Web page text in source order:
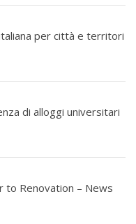
per città e territori
di alloggi universitari
to Renovation – News